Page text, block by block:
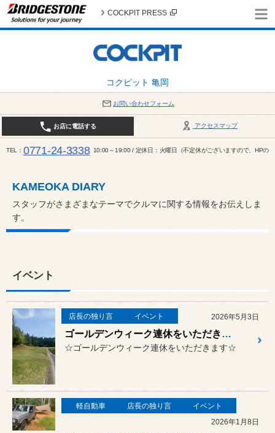
コクピット 亀岡
COCKPIT PRESS
お問い合わせフォーム
アクセスマップ
お店に電話する
TEL 0771-24-3338 10:00～19:00 / 定休日：火曜日（不定休がございますので、HPの
KAMEOKA DIARY
スタッフがさまざまなテーマでクルマに関する情報をお伝えしま
す。
イベント
店長の独り言 イベント 2026年5月3日
ゴールデンウィーク連休をいただきます♫
☆ゴールデンウィーク連休をいただきます☆
軽自動車 店長の独り言
イベント
2026年1月8日